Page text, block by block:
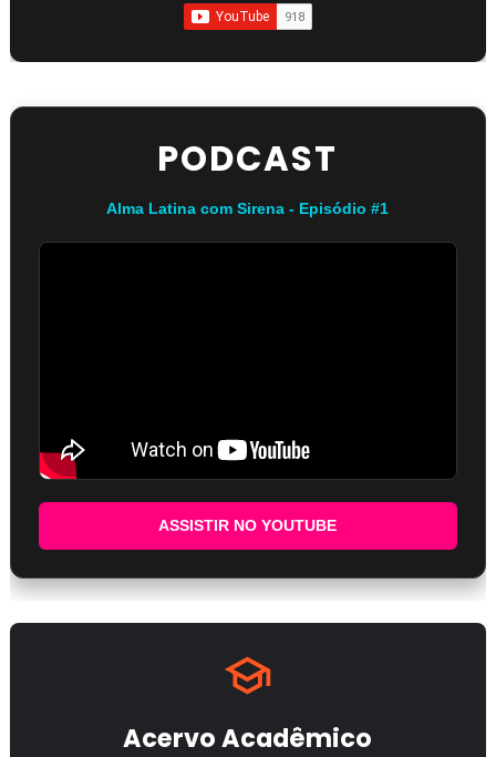
PODCAST
Alma Latina com Sirena - Episódio #1
ASSISTIR NO YOUTUBE
Acervo Acadêmico